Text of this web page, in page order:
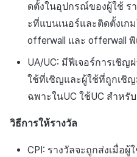
ดตั้งในอุปกรณ์ของผู้ใช้ ร
ะที่แบนเนอร์และติดตั้งเก
offerwall และ offerwall พิ
UA/UC: มีฟีเจอร์การเชิญ
ใช้ที่เชิญและผู้ใช้ที่ถูกเชิ
ฉพาะในUCใช้UCสำหรับ
วิธีการให้รางวัล
CPI : รางวัลจะถูกส่งเมื่อผู้